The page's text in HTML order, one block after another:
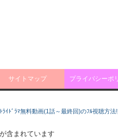
サイトマップ プライバシーポ
ｲﾄﾞﾗﾏ無料動画(1話～最終回)のﾌﾙ視聴方法
含まれています